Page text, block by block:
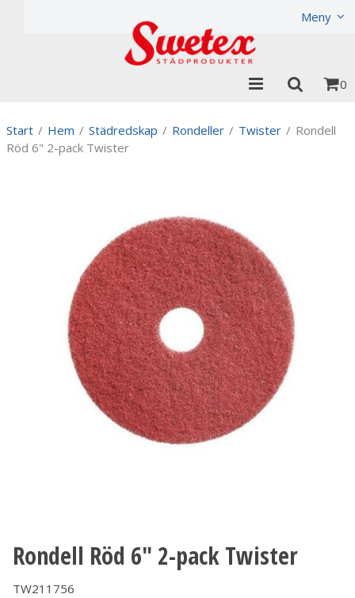
Meny
0
Start / Hem / Städredskap / Rondeller / Twister / Rondell
Röd 6" 2-pack Twister
Rondell Röd 6" 2-pack Twister
TW211756